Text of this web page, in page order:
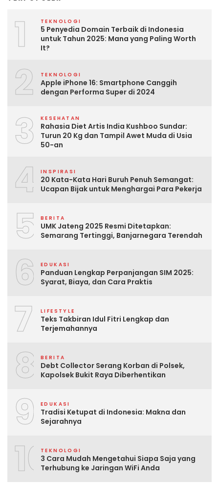
1 TEKNOLOGI
5 Penyedia Domain Terbaik di Indonesia
untuk Tahun 2025: Mana yang Paling Worth
It?
2 TEKNOLOGI
Apple iPhone 16: Smartphone Canggih
dengan Performa Super di 2024
3 KESEHATAN
Rahasia Diet Artis India Kushboo Sundar:
Turun 20 Kg dan Tampil Awet Muda di Usia
50-an
4 INSPIRASI
20 Kata-Kata Hari Buruh Penuh Semangat:
Ucapan Bijak untuk Menghargai Para Pekerja
5 BERITA
UMK Jateng 2025 Resmi Ditetapkan:
Semarang Tertinggi, Banjarnegara Terendah
6 EDUKASI
Panduan Lengkap Perpanjangan SIM 2025:
Syarat, Biaya, dan Cara Praktis
7 LIFESTYLE
Teks Takbiran Idul Fitri Lengkap dan
Terjemahannya
8 BERITA
Debt Collector Serang Korban di Polsek,
Kapolsek Bukit Raya Diberhentikan
9 EDUKASI
Tradisi Ketupat di Indonesia: Makna dan
Sejarahnya
10TEKNOLOGI
3 Cara Mudah Mengetahui Siapa Saja yang
Terhubung ke Jaringan WiFi Anda